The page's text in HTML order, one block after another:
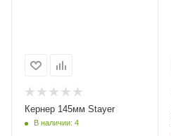
Кернер 145мм Stayer
В наличии: 4